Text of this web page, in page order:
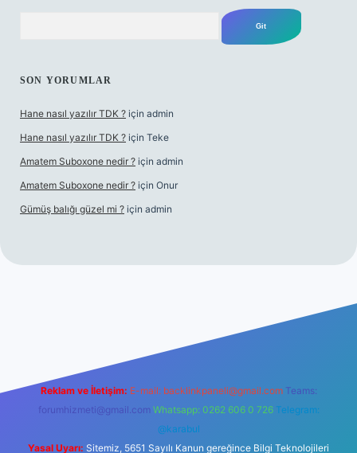
SON YORUMLAR
Hane nasıl yazılır TDK ? için admin
Hane nasıl yazılır TDK ? için Teke
Amatem Suboxone nedir ? için admin
Amatem Suboxone nedir ? için Onur
Gümüş balığı güzel mi ? için admin
Reklam ve İletişim: E-mail: backlinkpaneli@gmail.com Teams:
forumhizmeti@gmail.com Whatsapp: 0262 606 0 726 Telegram:
@karabul
Yasal Uyarı: Sitemiz, 5651 Sayılı Kanun gereğince Bilgi Teknolojileri